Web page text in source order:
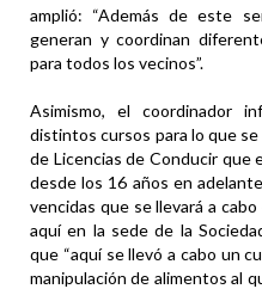
amplió: “Además de este
generan y coordinan
para todos los vecinos”.
Asimismo, el coordinador
distintos cursos para lo que
de Licencias de Conducir que
desde los 16 años en
vencidas que se llevará a
aquí en la sede de la
que “aquí se llevó a cabo un
manipulación de alimentos al